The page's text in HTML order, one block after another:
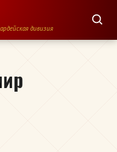
дивизия